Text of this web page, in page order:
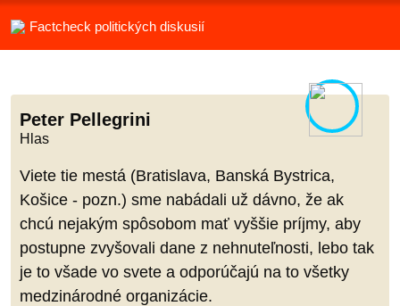
Factcheck politických diskusií
Peter Pellegrini
Hlas
Viete tie mestá (Bratislava, Banská Bystrica,
Košice - pozn.) sme nabádali už dávno, že ak
chcú nejakým spôsobom mať vyššie príjmy, aby
postupne zvyšovali dane z nehnuteľnosti, lebo tak
je to všade vo svete a odporúčajú na to všetky
medzinárodné organizácie.